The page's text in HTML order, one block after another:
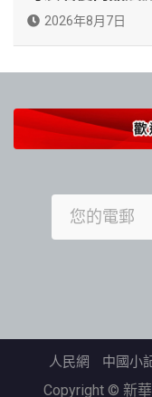
2026年8月7日
人民網 中國小
Copyright © 新